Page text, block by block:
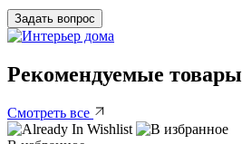
Задать вопрос
Рекомендуемые товары
Смотреть все